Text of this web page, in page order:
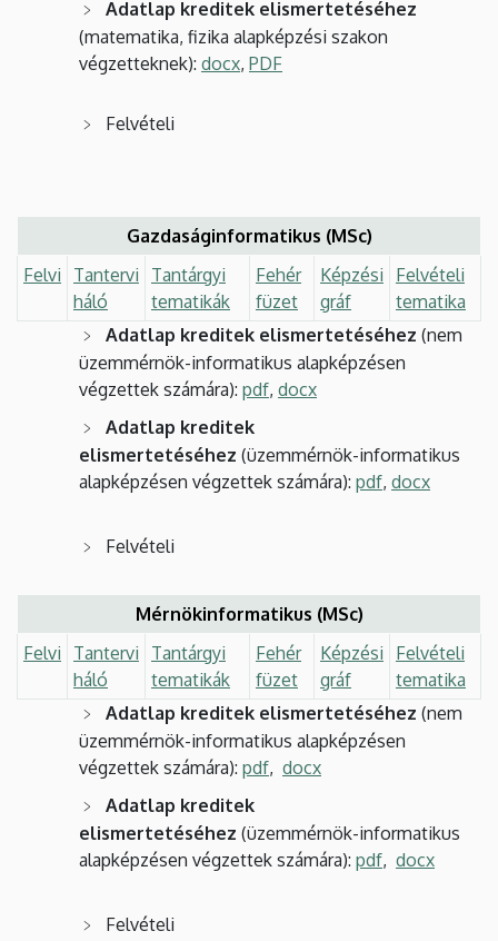
Adatlap kreditek elismertetéséhez
(matematika, fizika alapképzési szakon
végzetteknek): docx, PDF
Felvételi
Gazdaságinformatikus (MSc)
Felvi
Tantervi
háló
Tantárgyi
tematikák
Fehér
füzet
Képzési
gráf
Felvételi
tematika
Adatlap kreditek elismertetéséhez (nem
üzemmérnök-informatikus alapképzésen
végzettek számára): pdf, docx
Adatlap kreditek
elismertetéséhez (üzemmérnök-informatikus
alapképzésen végzettek számára): pdf, docx
Felvételi
Mérnökinformatikus (MSc)
Felvi
Tantervi
háló
Tantárgyi
tematikák
Fehér
füzet
Képzési
gráf
Felvételi
tematika
Adatlap kreditek elismertetéséhez (nem
üzemmérnök-informatikus alapképzésen
végzettek számára): pdf, docx
Adatlap kreditek
elismertetéséhez (üzemmérnök-informatikus
alapképzésen végzettek számára): pdf, docx
Felvételi